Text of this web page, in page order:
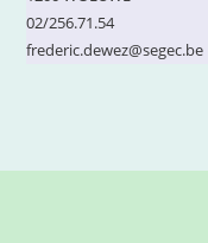
02/256.71.54
frederic.dewez@segec.be